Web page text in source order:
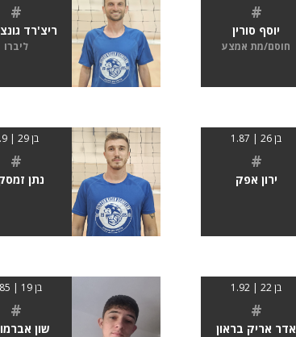
#
יוסף סורין
חוסם/מת אמצע
#
ריצ'רד
ליברו
בן 26 | 1.87
#
ירון אפק
בן 29 | 1.9
#
נתן
בן 22 | 1.92
#
אדר אריק בראון
בן 19 | 1.85
#
שון